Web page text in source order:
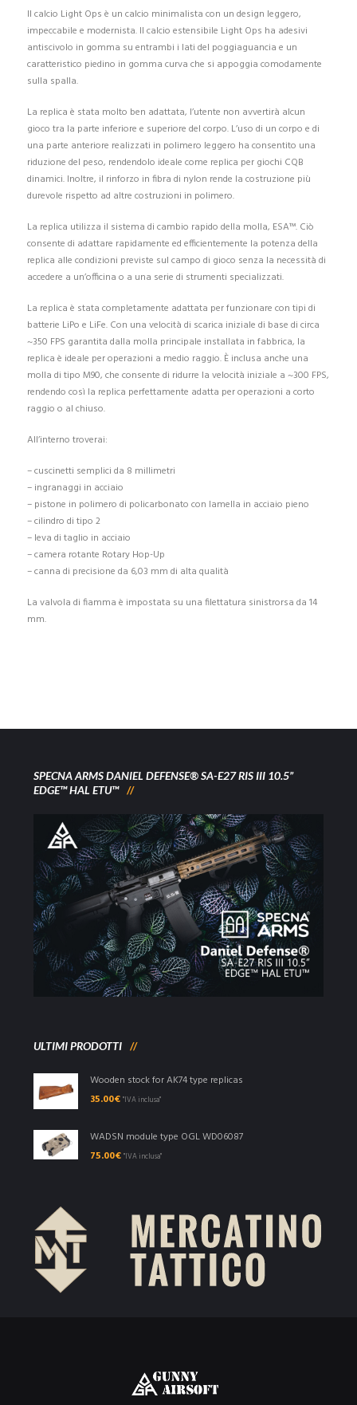
Il calcio Light Ops è un calcio minimalista con un design leggero,
impeccabile e modernista. Il calcio estensibile Light Ops ha adesivi
antiscivolo in gomma su entrambi i lati del poggiaguancia e un
caratteristico piedino in gomma curva che si appoggia comodamente
sulla spalla.
La replica è stata molto ben adattata, l’utente non avvertirà alcun
gioco tra la parte inferiore e superiore del corpo. L’uso di un corpo e di
una parte anteriore realizzati in polimero leggero ha consentito una
riduzione del peso, rendendolo ideale come replica per giochi CQB
dinamici. Inoltre, il rinforzo in fibra di nylon rende la costruzione più
durevole rispetto ad altre costruzioni in polimero.
La replica utilizza il sistema di cambio rapido della molla, ESA™. Ciò
consente di adattare rapidamente ed efficientemente la potenza della
replica alle condizioni previste sul campo di gioco senza la necessità di
accedere a un’officina o a una serie di strumenti specializzati.
La replica è stata completamente adattata per funzionare con tipi di
batterie LiPo e LiFe. Con una velocità di scarica iniziale di base di circa
~350 FPS garantita dalla molla principale installata in fabbrica, la
replica è ideale per operazioni a medio raggio. È inclusa anche una
molla di tipo M90, che consente di ridurre la velocità iniziale a ~300 FPS,
rendendo così la replica perfettamente adatta per operazioni a corto
raggio o al chiuso.
All’interno troverai:
– cuscinetti semplici da 8 millimetri
– ingranaggi in acciaio
– pistone in polimero di policarbonato con lamella in acciaio pieno
– cilindro di tipo 2
– leva di taglio in acciaio
– camera rotante Rotary Hop-Up
– canna di precisione da 6,03 mm di alta qualità
La valvola di fiamma è impostata su una filettatura sinistrorsa da 14
mm.
SPECNA ARMS DANIEL DEFENSE® SA-E27 RIS III 10.5”
EDGE™ HAL ETU™
ULTIMI PRODOTTI
Wooden stock for AK74 type replicas
35.00€ "IVA inclusa"
WADSN module type OGL WD06087
75.00€ "IVA inclusa"